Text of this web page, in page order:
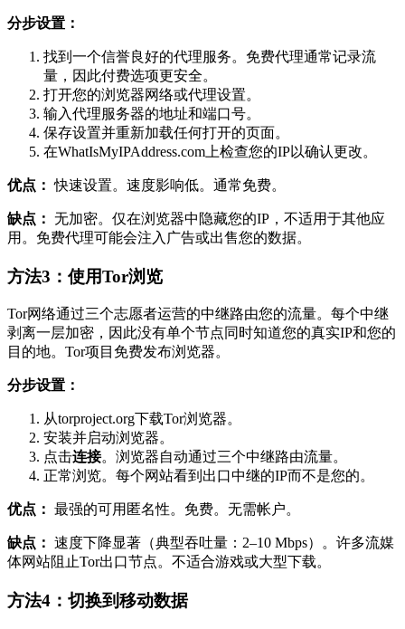
分步设置：
找到一个信誉良好的代理服务。免费代理通常记录流
量，因此付费选项更安全。
打开您的浏览器网络或代理设置。
输入代理服务器的地址和端口号。
保存设置并重新加载任何打开的页面。
在WhatIsMyIPAddress.com上检查您的IP以确认更改。
优点： 快速设置。速度影响低。通常免费。
缺点： 无加密。仅在浏览器中隐藏您的IP，不适用于其他应
用。免费代理可能会注入广告或出售您的数据。
方法3：使用Tor浏览
Tor网络通过三个志愿者运营的中继路由您的流量。每个中继
剥离一层加密，因此没有单个节点同时知道您的真实IP和您的
目的地。Tor项目免费发布浏览器。
分步设置：
从torproject.org下载Tor浏览器。
安装并启动浏览器。
点击连接。浏览器自动通过三个中继路由流量。
正常浏览。每个网站看到出口中继的IP而不是您的。
优点： 最强的可用匿名性。免费。无需帐户。
缺点： 速度下降显著（典型吞吐量：2–10 Mbps）。许多流媒
体网站阻止Tor出口节点。不适合游戏或大型下载。
方法4：切换到移动数据